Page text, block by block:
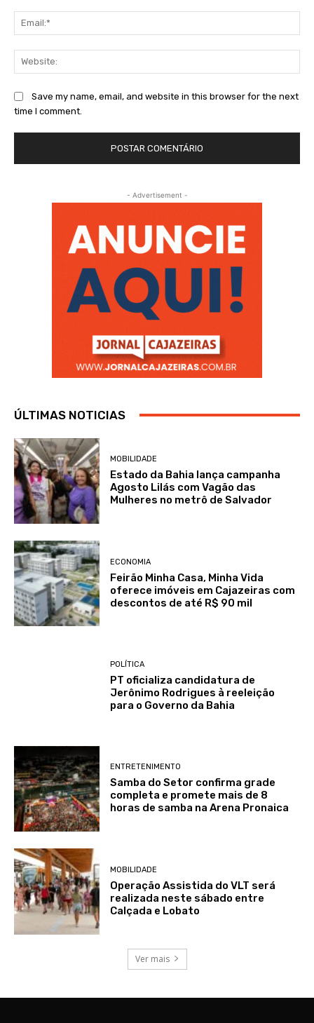
Save my name, email, and website in this browser for the next
time I comment.
- Advertisement -
ÚLTIMAS NOTICIAS
MOBILIDADE
Estado da Bahia lança campanha
Agosto Lilás com Vagão das
Mulheres no metrô de Salvador
ECONOMIA
Feirão Minha Casa, Minha Vida
oferece imóveis em Cajazeiras com
descontos de até R$ 90 mil
POLÍTICA
PT oficializa candidatura de
Jerônimo Rodrigues à reeleição
para o Governo da Bahia
ENTRETENIMENTO
Samba do Setor confirma grade
completa e promete mais de 8
horas de samba na Arena Pronaica
MOBILIDADE
Operação Assistida do VLT será
realizada neste sábado entre
Calçada e Lobato
Ver mais